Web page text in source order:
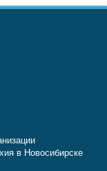
в Новосибирске